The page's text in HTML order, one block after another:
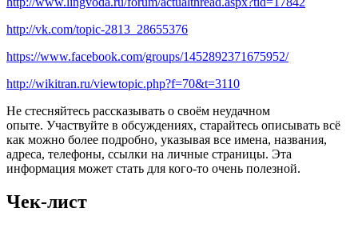
http://vk.com/topic-2813_28655376
https://www.facebook.com/groups/1452892371675952/
http://wikitran.ru/viewtopic.php?f=70&t=3110
Не стесняйтесь рассказывать о своём неудачном
опыте. Участвуйте в обсуждениях, старайтесь описывать всё
как можно более подробно, указывая все имена, названия,
адреса, телефоны, ссылки на личные страницы. Эта
информация может стать для кого-то очень полезной.
Чек-лист